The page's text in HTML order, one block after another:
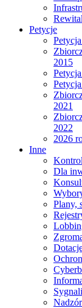
Petycje
2015
2021
2022
2026
Inne
Dla
Plany,